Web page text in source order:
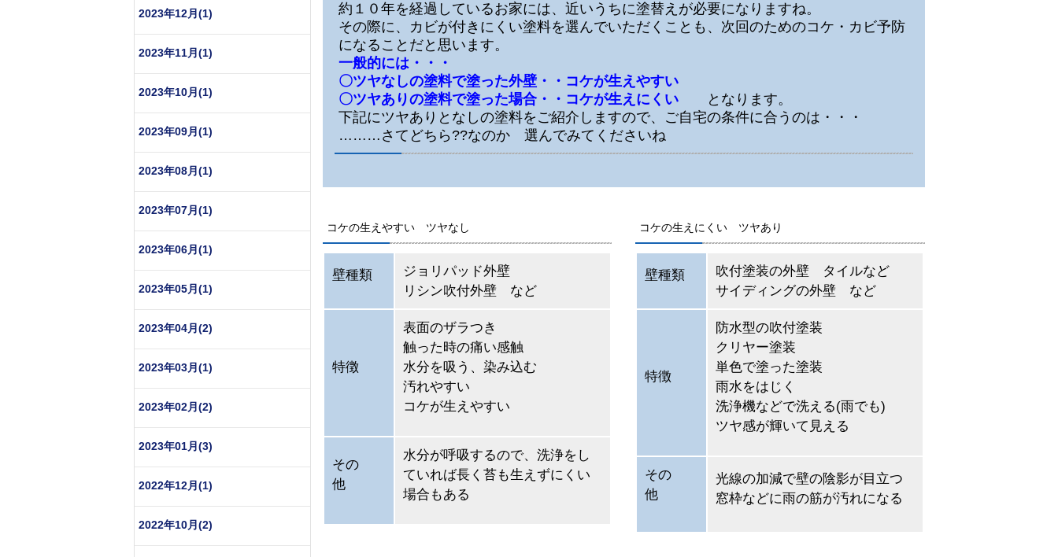
約１０年を経過しているお家には、近いうちに塗替えが必要になりますね。
その際に、カビが付きにくい塗料を選んでいただくことも、次回のためのコケ・カビ予防
になることだと思います。
一般的には・・・
〇ツヤなしの塗料で塗った外壁・・コケが生えやすい
〇ツヤありの塗料で塗った場合・・コケが生えにくいとなります。
下記にツヤありとなしの塗料をご紹介しますので、ご自宅の条件に合うのは・・・
………さてどちら??なのか 選んでみてくださいね
コケの生えやすい ツヤなし
壁種類
ジョリパッド外壁
リシン吹付外壁 など
特徴
表面のザラつき
触った時の痛い感触
水分を吸う、染み込む
汚れやすい
コケが生えやすい
その
他
水分が呼吸するので、洗浄をし
ていれば長く苔も生えずにくい
場合もある
コケの生えにくい ツヤあり
壁種類
吹付塗装の外壁 タイルなど
サイディングの外壁 など
特徴
防水型の吹付塗装
クリヤー塗装
単色で塗った塗装
雨水をはじく
洗浄機などで洗える(雨でも)
ツヤ感が輝いて見える
その
他
光線の加減で壁の陰影が目立つ
窓枠などに雨の筋が汚れになる
2023年12月(1)
2023年11月(1)
2023年10月(1)
2023年09月(1)
2023年08月(1)
2023年07月(1)
2023年06月(1)
2023年05月(1)
2023年04月(2)
2023年03月(1)
2023年02月(2)
2023年01月(3)
2022年12月(1)
2022年10月(2)